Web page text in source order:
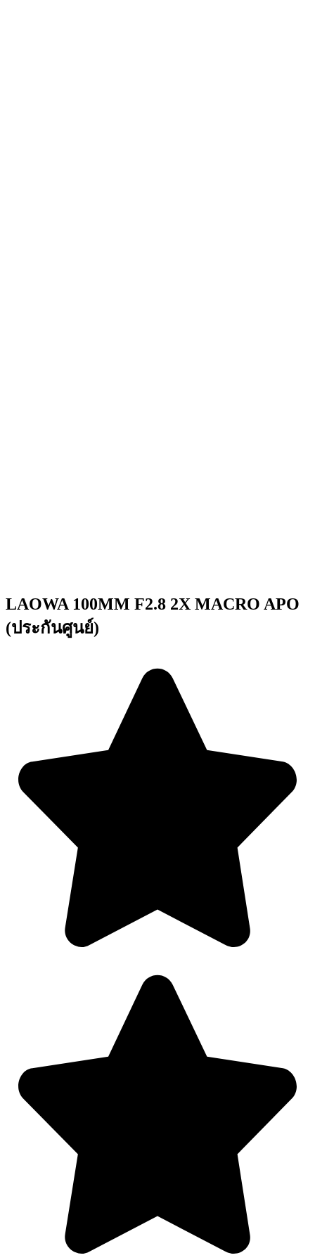
LAOWA 100MM F2.8 2X MACRO APO
(ประกันศูนย์)